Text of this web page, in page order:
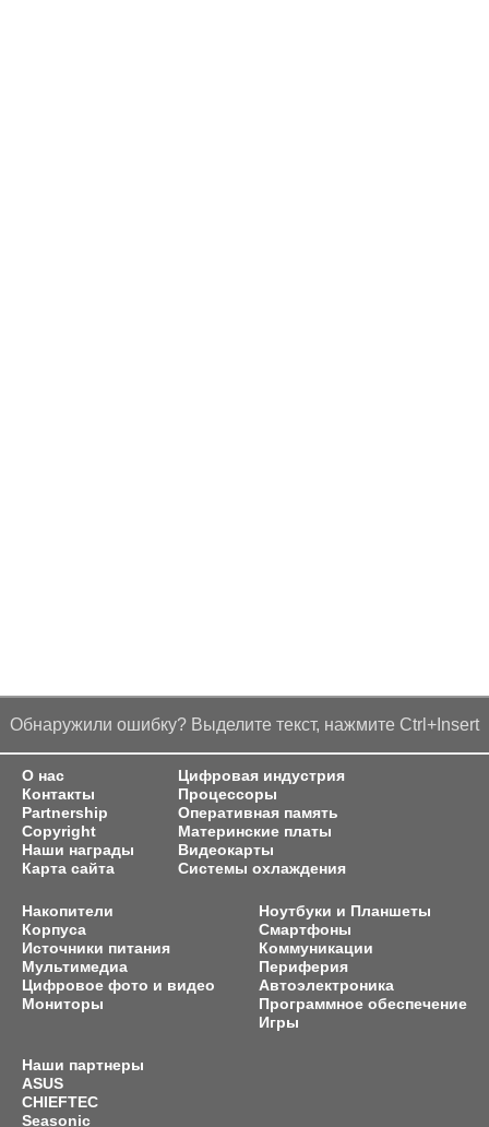
Обнаружили ошибку? Выделите текст, нажмите Ctrl+Insert
О нас
Контакты
Partnership
Copyright
Наши награды
Карта сайта
Цифровая индустрия
Процессоры
Оперативная память
Материнские платы
Видеокарты
Системы охлаждения
Накопители
Корпуса
Источники питания
Мультимедиа
Цифровое фото и видео
Мониторы
Ноутбуки и Планшеты
Смартфоны
Коммуникации
Периферия
Автоэлектроника
Программное обеспечение
Игры
Наши партнеры
ASUS
CHIEFTEC
Seasonic